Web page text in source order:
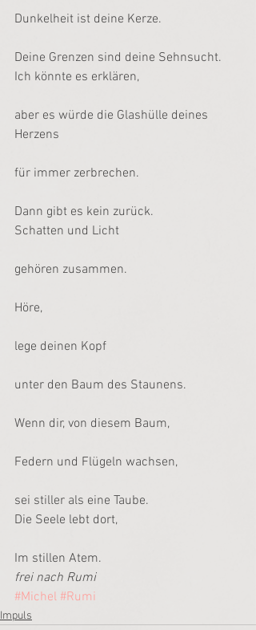
Dunkelheit ist deine Kerze.
Deine Grenzen sind deine Sehnsucht.
Ich könnte es erklären,
aber es würde die Glashülle deines
Herzens
für immer zerbrechen.
Dann gibt es kein zurück.
Schatten und Licht
gehören zusammen.
Höre,
lege deinen Kopf
unter den Baum des Staunens.
Wenn dir, von diesem Baum,
Federn und Flügeln wachsen,
sei stiller als eine Taube.
Die Seele lebt dort,
Im stillen Atem.
frei nach Rumi
#Michel #Rumi
Impuls